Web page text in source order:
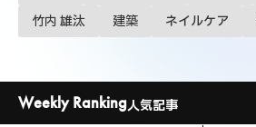
竹内 雄汰 建築 ネイルケア
Weekly Ranking人気記事